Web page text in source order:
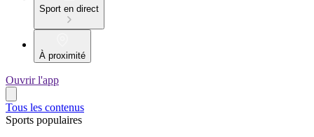
Sport en direct
À proximité
Ouvrir l'app
Tous les contenus
Sports populaires